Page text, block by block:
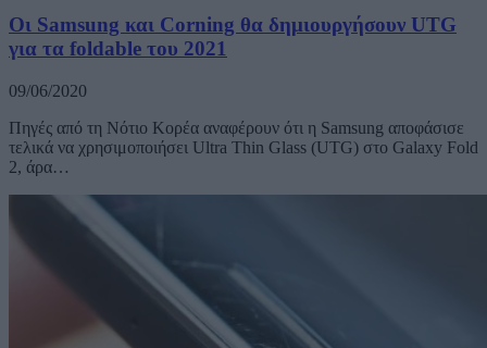
Οι Samsung και Corning θα δημιουργήσουν UTG
για τα foldable του 2021
09/06/2020
Πηγές από τη Νότιο Κορέα αναφέρουν ότι η Samsung αποφάσισε
τελικά να χρησιμοποιήσει Ultra Thin Glass (UTG) στο Galaxy Fold
2, άρα…